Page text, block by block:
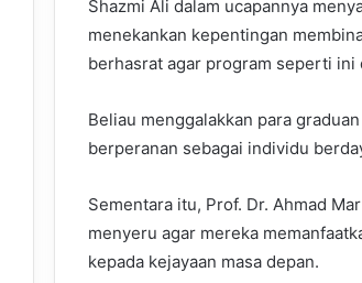
Shazmi Ali dalam ucapannya
menekankan kepentingan
berhasrat agar program seperti ini
Beliau menggalakkan para
berperanan sebagai individu
Sementara itu, Prof. Dr. Ahmad
menyeru agar mereka
kepada kejayaan masa depan.